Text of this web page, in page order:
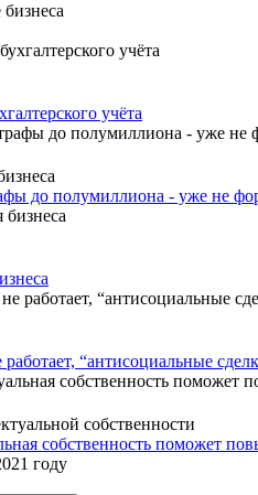
учёта
до полумиллиона - уже не
“антисоциальные
собственности
собственность поможет
году